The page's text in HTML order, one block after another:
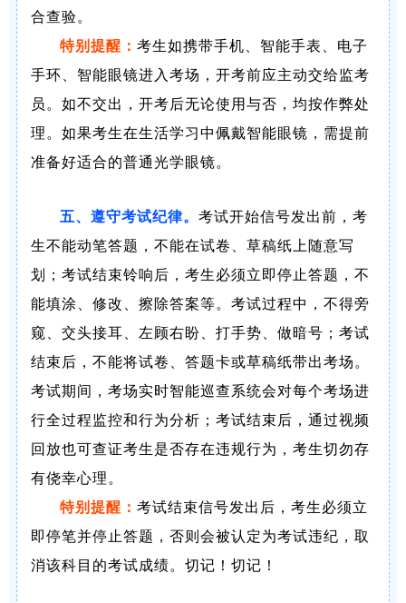
合查验。
特别提醒： 考生如携带手机、智能手表、电子
手环、智能眼镜进入考场，开考前应主动交给监考
员。如不交出，开考后无论使用与否，均按作弊处
理。如果考生在生活学习中佩戴智能眼镜，需提前
准备好适合的普通光学眼镜。
五、遵守考试纪律。 考试开始信号发出前，考
生不能动笔答题，不能在试卷、草稿纸上随意写
划；考试结束铃响后，考生必须立即停止答题，不
能填涂、修改、擦除答案等。考试过程中，不得旁
窥、交头接耳、左顾右盼、打手势、做暗号；考试
结束后，不能将试卷、答题卡或草稿纸带出考场。
考试期间，考场实时智能巡查系统会对每个考场进
行全过程监控和行为分析；考试结束后，通过视频
回放也可查证考生是否存在违规行为，考生切勿存
有侥幸心理。
特别提醒： 考试结束信号发出后，考生必须立
即停笔并停止答题，否则会被认定为考试违纪，取
消该科目的考试成绩。切记！切记！